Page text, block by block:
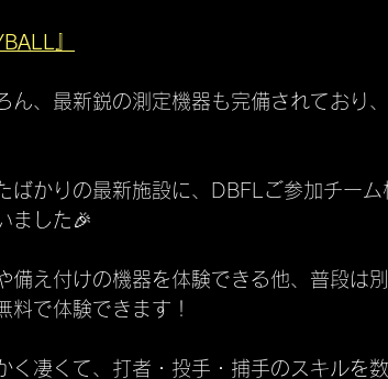
』
ん、最新鋭の測定機器も完備されており
ばかりの最新施設に、DBFLご参加チーム
ました🎉
備え付けの機器を体験できる他、普段は
料で体験できます！
く凄くて、打者・投手・捕手のスキルを